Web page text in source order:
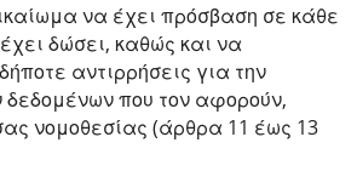
να έχει πρόσβαση σε κάθε
δώσει, καθώς και να
αντιρρήσεις για την
που τον αφορούν,
νομοθεσίας (άρθρα 11 έως 13